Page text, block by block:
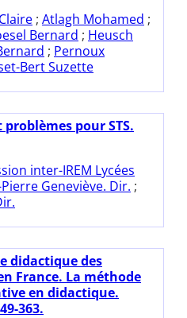
; Atlagh Mohamed ;
Bernard ; Heusch
; Pernoux
Bert Suzette
problèmes pour STS.
inter-IREM Lycées
Geneviève. Dir. ;
didactique des
France. La méthode
en didactique.
363.